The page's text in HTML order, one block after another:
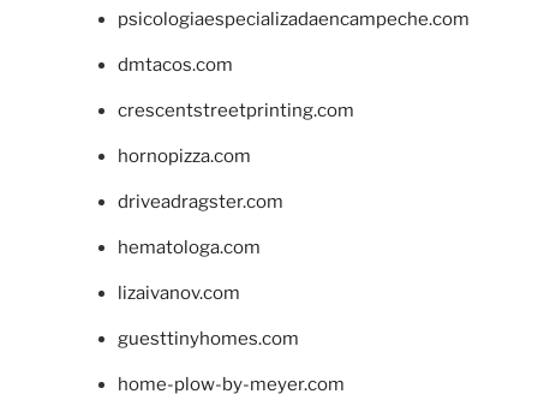
psicologiaespecializadaencampeche.com
dmtacos.com
crescentstreetprinting.com
hornopizza.com
driveadragster.com
hematologa.com
lizaivanov.com
guesttinyhomes.com
home-plow-by-meyer.com